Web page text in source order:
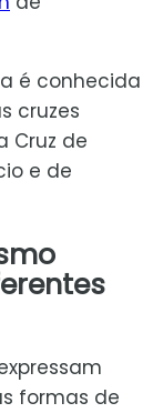
é conhecida
cruzes
Cruz de
e de
formas de